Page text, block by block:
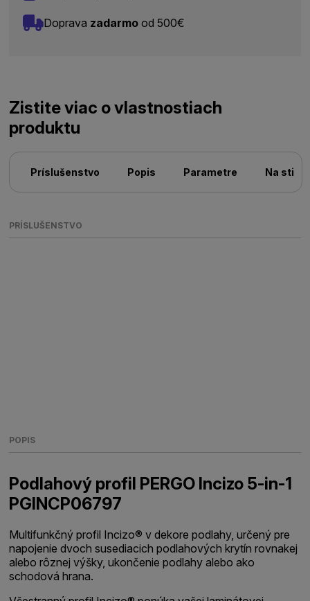
Doprava zadarmo od 500€
Zistite viac o vlastnostiach
produktu
Príslušenstvo Popis Parametre Na
PRÍSLUŠENSTVO
POPIS
Podlahový profil PERGO Incizo 5-in-1
PGINCP06797
Multifunkčný profil Incizo® v dekore podlahy, určený pre
napojenie dvoch susediacich podlahových krytín rovnakej
alebo rôznej výšky, ukončenie podlahy alebo ako
schodová hrana.